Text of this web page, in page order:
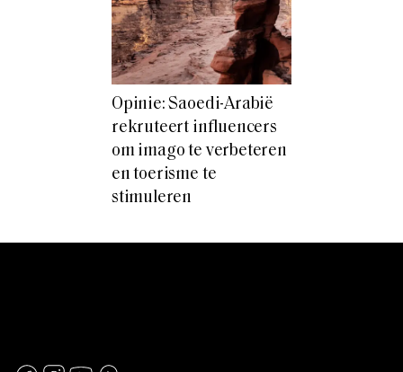
Opinie: Saoedi-Arabië
rekruteert influencers
om imago te verbeteren
en toerisme te
stimuleren